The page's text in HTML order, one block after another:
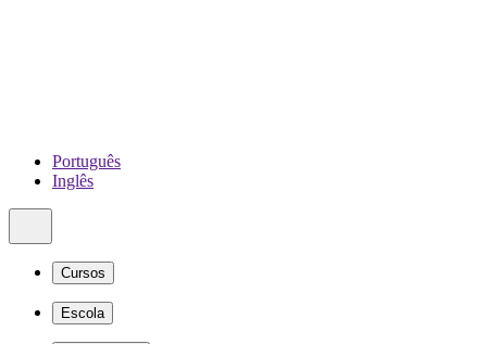
Português
Inglês
Cursos
Escola